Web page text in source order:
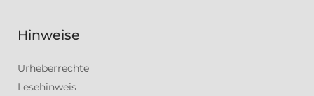
Hinweise
Urheberrechte
Lesehinweis